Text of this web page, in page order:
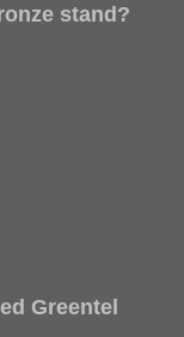
stand?
Greentel